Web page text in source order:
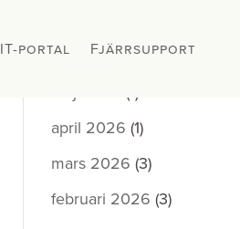
IT-portal Fjärrsupport
IT-portal Fjärrsupport
april 2026 (1)
mars 2026 (3)
februari 2026 (3)